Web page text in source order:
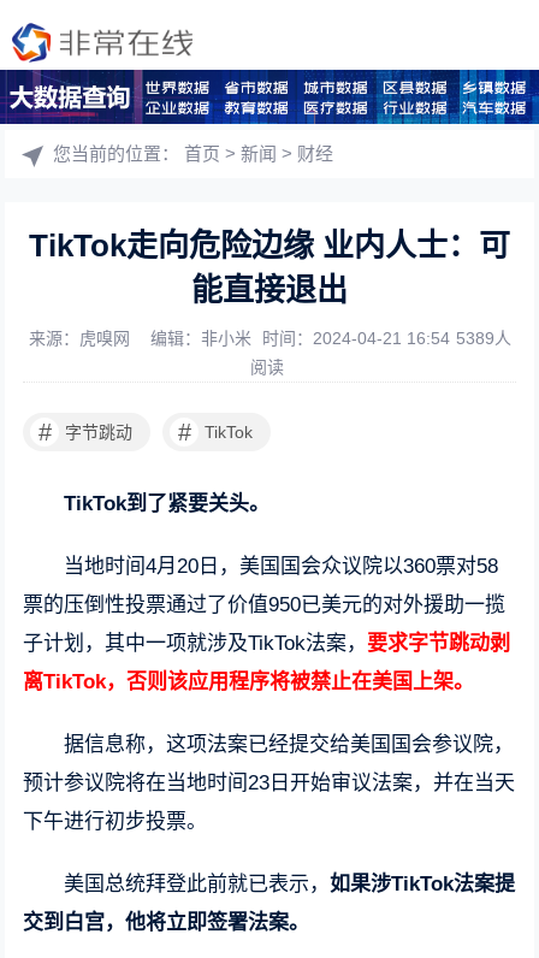
您当前的位置：首页 >新闻 > 财经
TikTok走向危险边缘 业内人士：可
能直接退出
来源：虎嗅网 编辑：非小米 时间：2024-04-21 16:54 5389人
阅读
# 字节跳动 # TikTok
TikTok到了紧要关头。
当地时间4月20日，美国国会众议院以360票对58
票的压倒性投票通过了价值950已美元的对外援助一揽
子计划，其中一项就涉及TikTok法案， 要求字节跳动剥
离TikTok，否则该应用程序将被禁止在美国上架。
据信息称，这项法案已经提交给美国国会参议院，
预计参议院将在当地时间23日开始审议法案，并在当天
下午进行初步投票。
美国总统拜登此前就已表示，如果涉TikTok法案提
交到白宫，他将立即签署法案。